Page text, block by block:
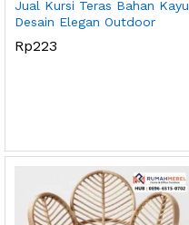
Jual Kursi Teras Bahan Kayu
Desain Elegan Outdoor
Rp223